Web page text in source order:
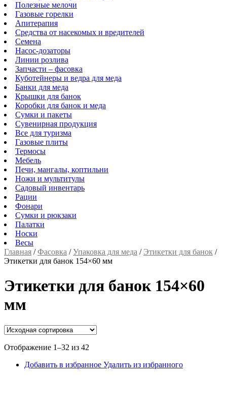
Полезные мелочи
Газовые горелки
Апитерапия
Средства от насекомых и вредителей
Семена
Насос-дозаторы
Линии розлива
Запчасти – фасовка
Куботейнеры и ведра для меда
Банки для меда
Крышки для банок
Коробки для банок и меда
Сумки и пакеты
Сувенирная продукция
Все для туризма
Газовые плиты
Термосы
Мебель
Печи, мангалы, коптильни
Ножи и мультитулы
Садовый инвентарь
Рации
Фонари
Сумки и рюкзаки
Палатки
Носки
Весы
Главная /Фасовка /Упаковка для меда / Этикетки для банок /
Этикетки для банок 154×60 мм
Этикетки для банок 154×60
мм
Отображение 1–32 из 42
Добавить в избранное Удалить из избранного